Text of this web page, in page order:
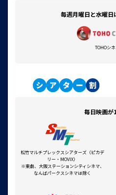
毎週月曜日と水曜
TOHOシ
毎日映画が
松竹マルチプレックスシアターズ（ピカデ
リー・MOVIX）
※東劇、大阪ステーションシティシネマ、
なんばパークスシネマは除く